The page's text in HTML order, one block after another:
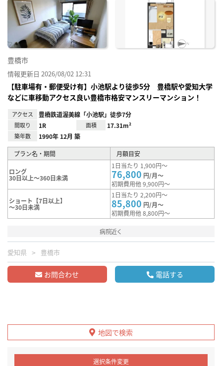
豊橋市
情報更新日 2026/08/02 12:31
【駐車場有・郵便受け有】小池駅より徒歩5分 豊橋駅や愛知大学
などに車移動アクセス良い豊橋市格安マンスリーマンション！
アクセス 豊橋鉄道渥美線「小池駅」徒歩7分
間取り 1R 面積 17.31m²
築年数 1990年 12月 築
プラン名・期間 月額目安
ロング
30日以上～360日未満
1日当たり 1,900円～
76,800 円/月～
初期費用他 9,900円～
ショート【7日以上】
～30日未満
1日当たり 2,200円～
85,800 円/月～
初期費用他 8,800円～
病院近く
愛知県 豊橋市
お問合わせ 電話する
地図で検索
選択条件変更